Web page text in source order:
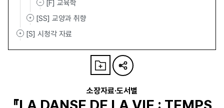
[F] 교육학
[SS] 교양과 취향
[S] 시청각 자료
소장자료·도서별